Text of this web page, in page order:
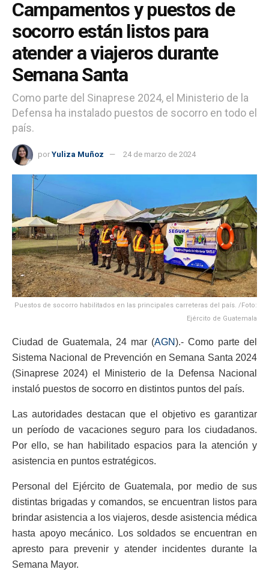
Campamentos y puestos de
socorro están listos para
atender a viajeros durante
Semana Santa
Como parte del Sinaprese 2024, el Ministerio de la
Defensa ha instalado puestos de socorro en todo el
país.
por Yuliza Muñoz 24 de marzo de 2024
Puestos de socorro habilitados en las principales carreteras del país. /Foto:
Ejército de Guatemala
Ciudad de Guatemala, 24 mar (AGN).- Como parte del
Sistema Nacional de Prevención en Semana Santa 2024
(Sinaprese 2024) el Ministerio de la Defensa Nacional
instaló puestos de socorro en distintos puntos del país.
Las autoridades destacan que el objetivo es garantizar
un período de vacaciones seguro para los ciudadanos.
Por ello, se han habilitado espacios para la atención y
asistencia en puntos estratégicos.
Personal del Ejército de Guatemala, por medio de sus
distintas brigadas y comandos, se encuentran listos para
brindar asistencia a los viajeros, desde asistencia médica
hasta apoyo mecánico. Los soldados se encuentran en
apresto para prevenir y atender incidentes durante la
Semana Mayor.